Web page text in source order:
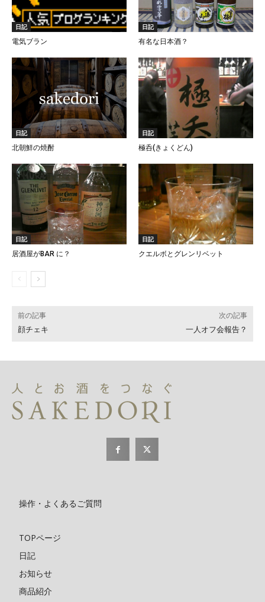
日記
電気ブラン
日記
有名な日本酒？
日記
北朝鮮の焼酎
日記
極呑(きょくどん)
日記
居酒屋がBAR に？
日記
クエルボとグレンリベット
前の記事
顔チェキ
次の記事
一人オフ会報告？
操作・よくあるご質問
TOPページ
日記
お知らせ
商品紹介